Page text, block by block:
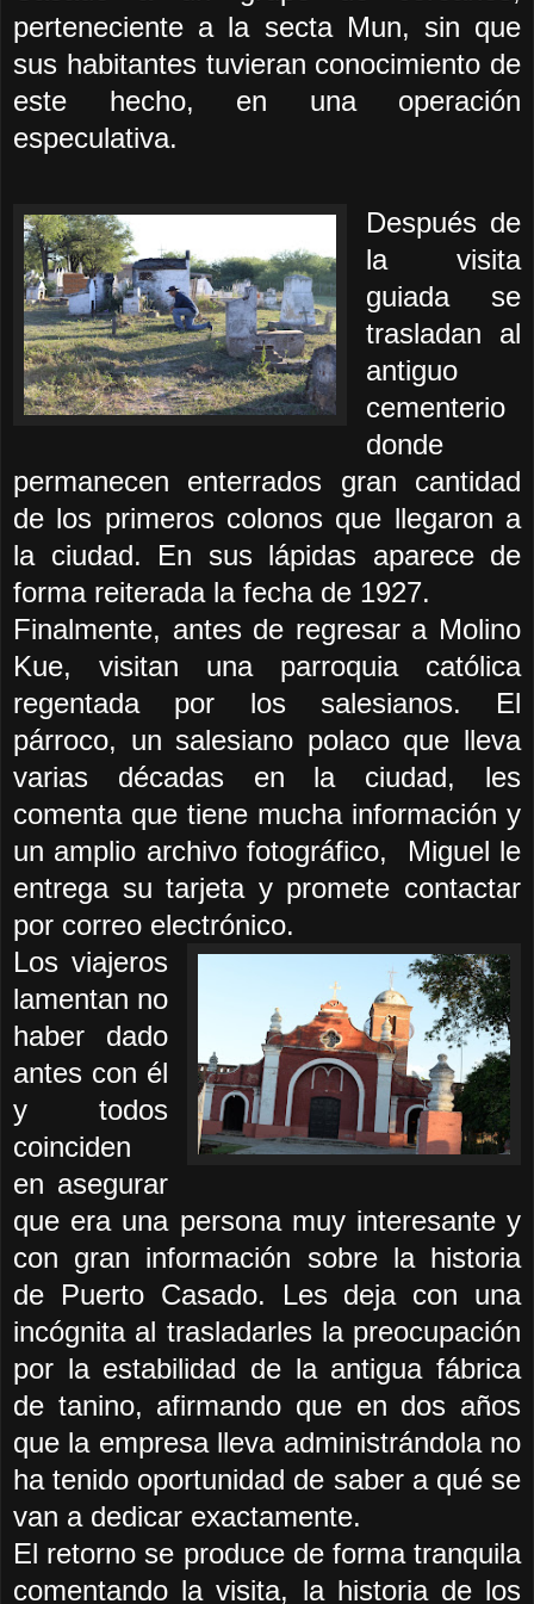
perteneciente a la secta Mun, sin que
sus habitantes tuvieran conocimiento de
este hecho, en una operación
especulativa.
Después de
la visita
guiada se
trasladan al
antiguo
cementerio
donde
permanecen enterrados gran cantidad
de los primeros colonos que llegaron a
la ciudad. En sus lápidas aparece de
forma reiterada la fecha de 1927.
Finalmente, antes de regresar a Molino
Kue, visitan una parroquia católica
regentada por los salesianos. El
párroco, un salesiano polaco que lleva
varias décadas en la ciudad, les
comenta que tiene mucha información y
un amplio archivo fotográfico,
Miguel le
entrega su tarjeta y promete contactar
por correo electrónico.
Los viajeros
lamentan no
haber dado
antes con él
y todos
coinciden
en asegurar
que era una persona muy interesante y
con gran información sobre la historia
de Puerto Casado. Les deja con una
incógnita al trasladarles la preocupación
por la estabilidad de la antigua fábrica
de tanino, afirmando que en dos años
que la empresa lleva administrándola no
ha tenido oportunidad de saber a qué se
van a dedicar exactamente.
El retorno se produce de forma tranquila
comentando la visita, la historia de los